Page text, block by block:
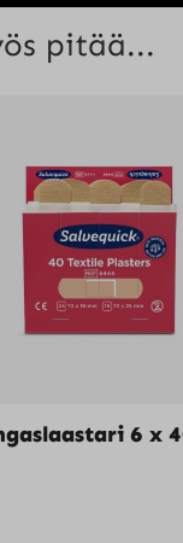
pitää...
6 x